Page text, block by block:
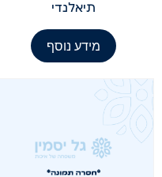
תיאלנדי
מידע נוסף